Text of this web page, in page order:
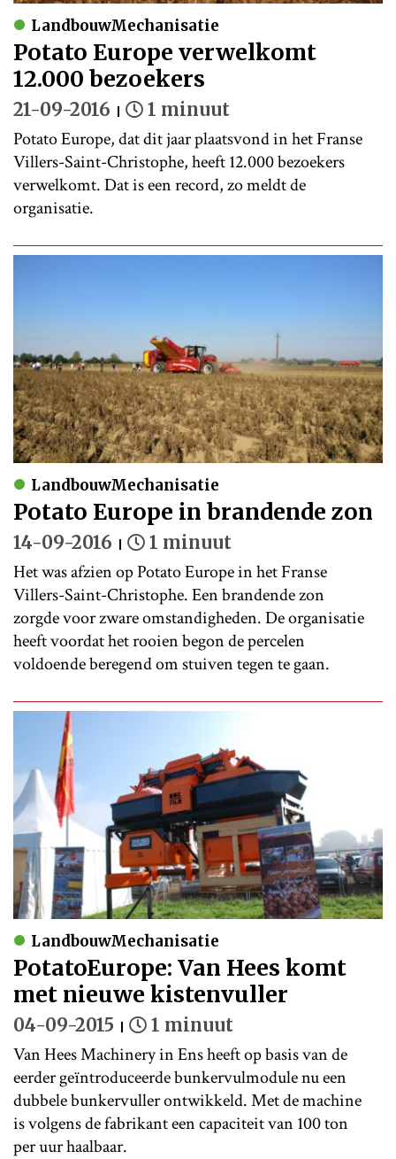
LandbouwMechanisatie
Potato Europe verwelkomt
12.000 bezoekers
21-09-2016 1 minuut
Potato Europe, dat dit jaar plaatsvond in het Franse
Villers-Saint-Christophe, heeft 12.000 bezoekers
verwelkomt. Dat is een record, zo meldt de
organisatie.
LandbouwMechanisatie
Potato Europe in brandende zon
14-09-2016 1 minuut
Het was afzien op Potato Europe in het Franse
Villers-Saint-Christophe. Een brandende zon
zorgde voor zware omstandigheden. De organisatie
heeft voordat het rooien begon de percelen
voldoende beregend om stuiven tegen te gaan.
LandbouwMechanisatie
PotatoEurope: Van Hees komt
met nieuwe kistenvuller
04-09-2015 1 minuut
Van Hees Machinery in Ens heeft op basis van de
eerder geïntroduceerde bunkervulmodule nu een
dubbele bunkervuller ontwikkeld. Met de machine
is volgens de fabrikant een capaciteit van 100 ton
per uur haalbaar.